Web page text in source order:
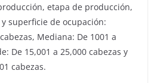
etapa de producción,
superficie de ocupación:
Mediana: De 1001 a
De 15,001 a 25,000 cabezas y
cabezas.